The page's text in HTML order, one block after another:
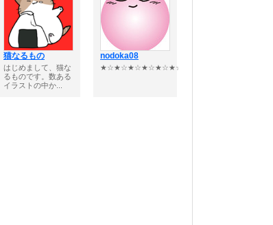
猫なるもの
はじめまして、猫な
るものです。数ある
イラストの中か...
nodoka08
★☆★☆★☆★☆★☆★☆★☆★☆★☆★☆★☆★☆★...